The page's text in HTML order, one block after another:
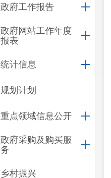
政府工作报告
政府网站工作年度
报表
统计信息
规划计划
重点领域信息公开
政府采购及购买服
务
乡村振兴